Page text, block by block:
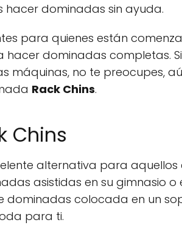
dominadas sin ayuda.
para quienes están
hacer dominadas completas.
máquinas, no te preocupes,
Rack Chins.
Chins
alternativa para aquellos
asistidas en su gimnasio o
dominadas colocada en un
para ti.